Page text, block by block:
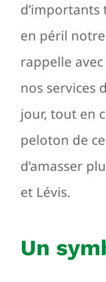
d’importants
en péril
rappelle
nos services
jour, tout en
peloton de
d’amasser
et Lévis.
Un